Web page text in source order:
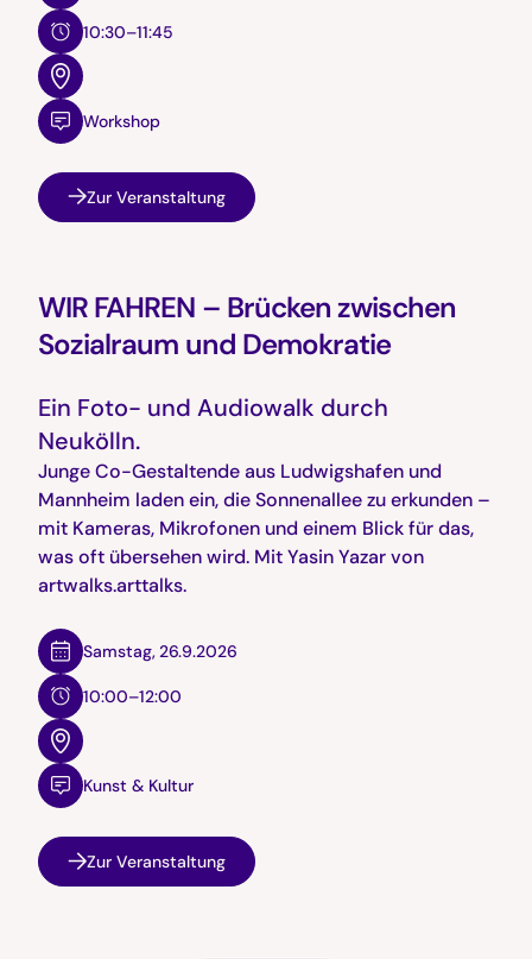
10:30–11:45
Workshop
Zur Veranstaltung
WIR FAHREN – Brücken zwischen
Sozialraum und Demokratie
Ein Foto- und Audiowalk durch
Neukölln.
Junge Co-Gestaltende aus Ludwigshafen und
Mannheim laden ein, die Sonnenallee zu erkunden –
mit Kameras, Mikrofonen und einem Blick für das,
was oft übersehen wird. Mit Yasin Yazar von
artwalks.arttalks.
Samstag,26.9.2026
10:00–12:00
Kunst & Kultur
Zur Veranstaltung